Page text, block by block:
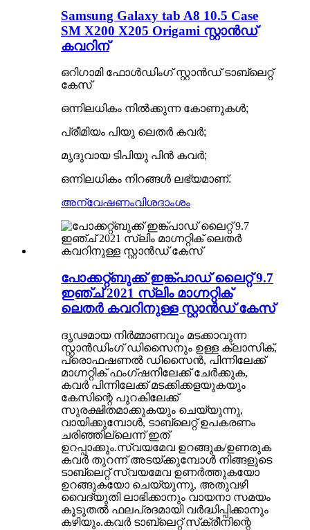
Samsung Galaxy tab A8 10.5 Case
SM X200 X205 Origami സ്റ്റാൻഡ്
കവറിന്
ഒറിഗാമി ഫോൾഡിംഗ് സ്റ്റാൻഡ് ടാബ്‌ലെറ്റ്
കേസ്
ഒന്നിലധികം നിൽക്കുന്ന കോണുകൾ;
പ്രീമിയം പിയു ലെതർ കവർ;
മൃദുവായ ടിപിയു പിൻ കവർ;
ഒന്നിലധികം നിറങ്ങൾ ലഭ്യമാണ്.
അന്വേഷണംവിശദാംശം
പോക്കറ്റ്ബുക്ക് ഇങ്ക്പാഡ് ലൈറ്റ് 9.7
ഇഞ്ച് 2021 സ്ലിം മാഗ്നറ്റിക്
ലെതർ കവറിനുള്ള സ്റ്റാൻഡ് കേസ്
ദൃഢമായ നിർമ്മാണവും മടക്കാവുന്ന
സ്റ്റാൻഡിംഗ് ഡിസൈനും ഉള്ള ക്ലാസിക്,
പ്രൊഫഷണൽ ഡിസൈൻ, പിന്നിലേക്ക്
മാഗ്നറ്റിക് ഫംഗ്‌ഷനിലേക്ക് ചേർക്കുക,
കവർ പിന്നിലേക്ക് മടക്കിക്കളയുകയും
കേസിന്റെ പുറകിലേക്ക്
സുരക്ഷിതമാക്കുകയും ചെയ്യുന്നു,
വായിക്കുമ്പോൾ, ടാബ്‌ലെറ്റ് ഉപകരണം
ചരിഞ്ഞില്ലെന്ന് ഇത്
ഉറപ്പാക്കും.സ്വയമേവ ഉറങ്ങുക/ഉണരുക
കവർ തുറന്ന് അടയ്‌ക്കുമ്പോൾ നിങ്ങളുടെ
ടാബ്‌ലെറ്റ് സ്വയമേവ ഉണർത്തുകയോ
ഉറങ്ങുകയോ ചെയ്യുന്നു, അതുവഴി
വൈദ്യുതി ലാഭിക്കാനും വായനാ സമയം
കൂടുതൽ ഫലപ്രദമായി വർദ്ധിപ്പിക്കാനും
കഴിയും.കവർ ടാബ്‌ലെറ്റ് സ്‌ക്രീനിന്റെ